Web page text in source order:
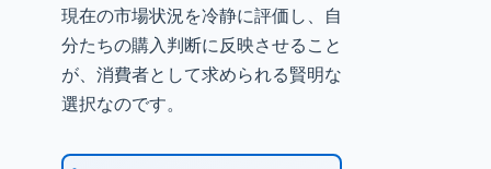
現在の市場状況を冷静に評価し、自
分たちの購入判断に反映させること
が、消費者として求められる賢明な
選択なのです。